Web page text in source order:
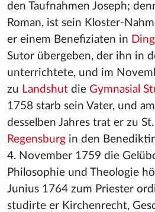
den Taufnahmen Joseph;
Roman, ist sein Kloster-
er einem Benefiziaten in
Sutor übergeben, der ihn in
unterrichtete, und im
zu Landshut die Gymnasial
1758 starb sein Vater, und
desselben Jahres trat er zu
Regensburg in den
4. November 1759 die
Philosophie und Theologie
Junius 1764 zum Priester
studirte er Kirchenrecht,